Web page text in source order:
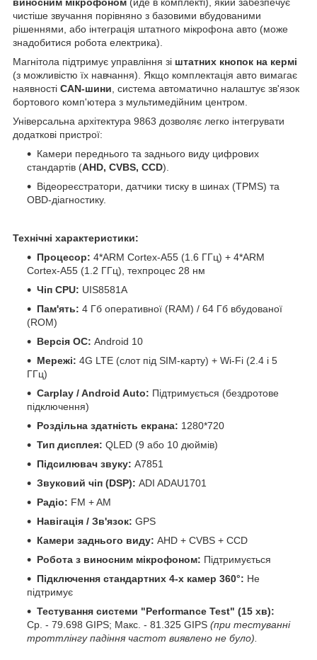
виносним мікрофоном (йде в комплекті), який забезпечує
чистіше звучання порівняно з базовими вбудованими
рішеннями, або інтеграція штатного мікрофона авто (може
знадобитися робота електрика).
Магнітола підтримує управління зі штатних кнопок на кермі
(з можливістю їх навчання). Якщо комплектація авто вимагає
наявності CAN-шини, система автоматично налаштує зв'язок
бортового комп'ютера з мультимедійним центром.
Універсальна архітектура 9863 дозволяє легко інтегрувати
додаткові пристрої:
Камери переднього та заднього виду цифрових
стандартів (AHD, CVBS, CCD).
Відеореєстратори, датчики тиску в шинах (TPMS) та
OBD-діагностику.
Технічні характеристики:
Процесор: 4*ARM Cortex-A55 (1.6 ГГц) + 4*ARM
Cortex-A55 (1.2 ГГц), техпроцес 28 нм
Чіп CPU: UIS8581A
Пам'ять: 4 Гб оперативної (RAM) / 64 Гб вбудованої
(ROM)
Версія ОС: Android 10
Мережі: 4G LTE (слот під SIM-карту) + Wi-Fi (2.4 і 5
ГГц)
Carplay / Android Auto: Підтримується (бездротове
підключення)
Роздільна здатність екрана: 1280*720
Тип дисплея: QLED (9 або 10 дюймів)
Підсилювач звуку: A7851
Звуковий чіп (DSP): ADI ADAU1701
Радіо: FM + AM
Навігація / Зв'язок: GPS
Камери заднього виду: AHD + CVBS + CCD
Робота з виносним мікрофоном: Підтримується
Підключення стандартних 4-х камер 360°: Не
підтримує
Тестування системи "Performance Test" (15 хв):
Ср. - 79.698 GIPS; Макс. - 81.325 GIPS (при тестуванні
троттлінгу падіння частот виявлено не було).